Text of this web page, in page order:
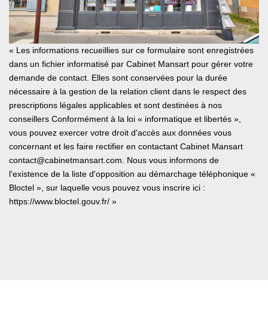
« Les informations recueillies sur ce formulaire sont enregistrées
dans un fichier informatisé par Cabinet Mansart pour gérer votre
demande de contact. Elles sont conservées pour la durée
nécessaire à la gestion de la relation client dans le respect des
prescriptions légales applicables et sont destinées à nos
conseillers Conformément à la loi « informatique et libertés »,
vous pouvez exercer votre droit d'accès aux données vous
concernant et les faire rectifier en contactant Cabinet Mansart
contact@cabinetmansart.com. Nous vous informons de
l'existence de la liste d'opposition au démarchage téléphonique «
Bloctel », sur laquelle vous pouvez vous inscrire ici :
https://www.bloctel.gouv.fr/ »